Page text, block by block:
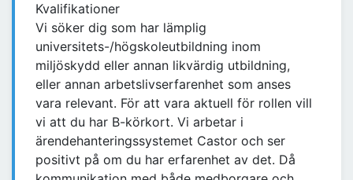
Kvalifikationer
Vi söker dig som har lämplig
universitets-/högskoleutbildning inom
miljöskydd eller annan likvärdig utbildning,
eller annan arbetslivserfarenhet som anses
vara relevant. För att vara aktuell för rollen vill
vi att du har B-körkort. Vi arbetar i
ärendehanteringssystemet Castor och ser
positivt på om du har erfarenhet av det. Då